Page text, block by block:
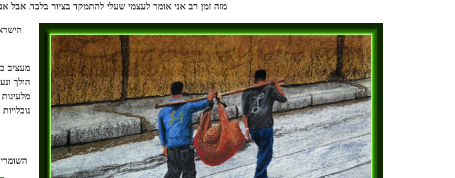
מזה זמן רב אני אומר לעצמי שעלי להתמקד בציור בלבד. אבל
מעציב
הולך